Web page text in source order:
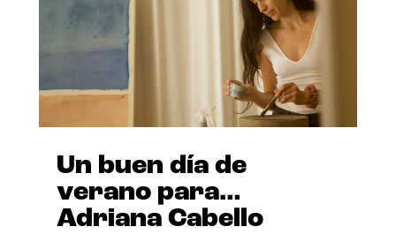
Un buen día de
verano para…
Adriana Cabello